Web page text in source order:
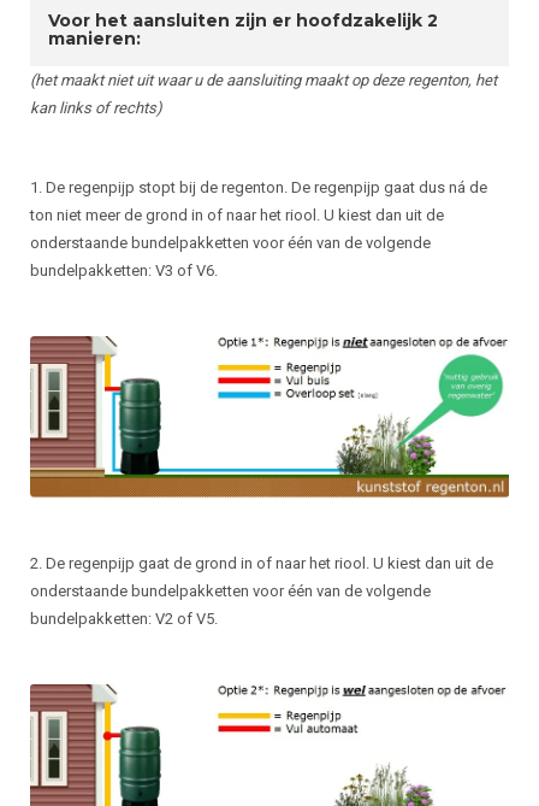
Voor het aansluiten zijn er hoofdzakelijk 2
manieren:
(het maakt niet uit waar u de aansluiting maakt op deze regenton, het
kan links of rechts)
1. De regenpijp stopt bij de regenton. De regenpijp gaat dus ná de
ton niet meer de grond in of naar het riool. U kiest dan uit de
onderstaande bundelpakketten voor één van de volgende
bundelpakketten: V3 of V6.
2. De regenpijp gaat de grond in of naar het riool. U kiest dan uit de
onderstaande bundelpakketten voor één van de volgende
bundelpakketten: V2 of V5.